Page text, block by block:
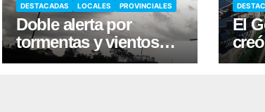
DESTACADAS LOCALES PROVINCIALES
Doble alerta por
tormentas y vientos
fuertes para Corrientes
El
tras